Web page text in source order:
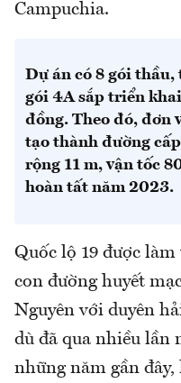
Campuchia.
Dự án có 8 gói thầu,
gói 4A sắp triển
đồng. Theo đó, đơn
tạo thành đường
rộng 11 m, vận tốc
hoàn tất năm 2023.
Quốc lộ 19 được
con đường huyết
Nguyên với duyên
dù đã qua nhiều lần
những năm gần